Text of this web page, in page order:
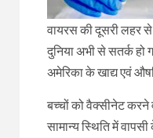
वायरस की दूसरी लहर से
दुनिया अभी से सतर्क हो
अमेरिका के खाद्य एवं
बच्चों को वैक्सीनेट करने
सामान्य स्थिति में